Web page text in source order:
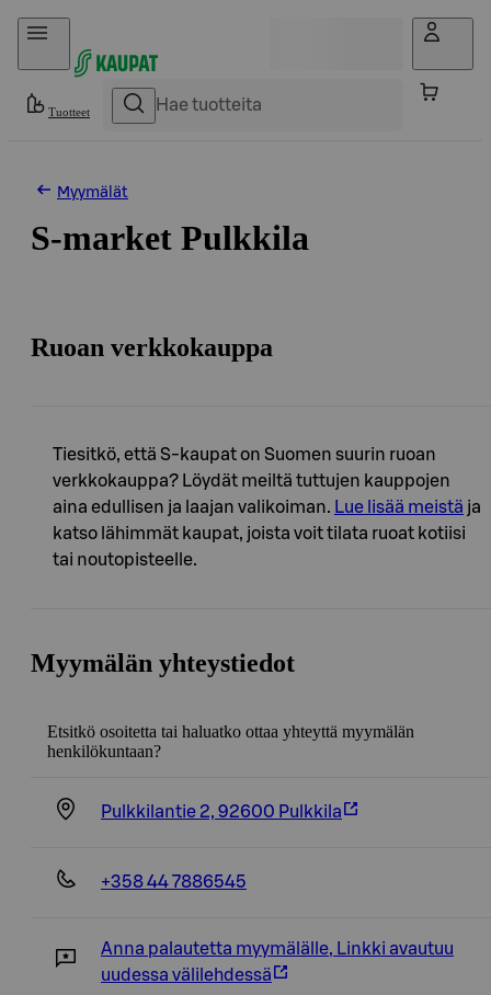
Hyppää sisältöön
Tuotteet
Myymälät
S-market Pulkkila
Ruoan verkkokauppa
Tiesitkö, että S-kaupat on Suomen suurin ruoan
verkkokauppa? Löydät meiltä tuttujen kauppojen
aina edullisen ja laajan valikoiman. Lue lisää meistä ja
katso lähimmät kaupat, joista voit tilata ruoat kotiisi
tai noutopisteelle.
Myymälän yhteystiedot
Etsitkö osoitetta tai haluatko ottaa yhteyttä myymälän
henkilökuntaan?
Pulkkilantie 2, 92600 Pulkkila
+358 44 7886545
Anna palautetta myymälälle, Linkki avautuu
uudessa välilehdessä